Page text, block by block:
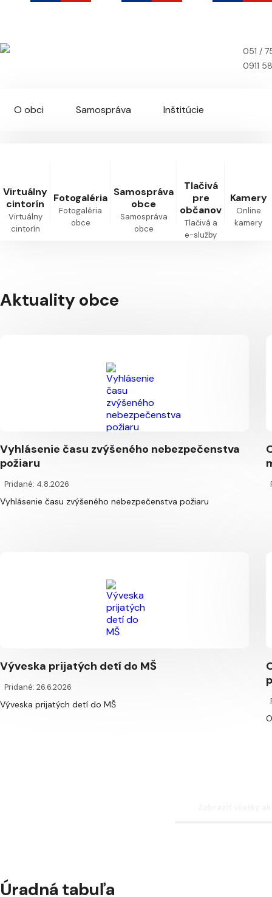
051 /
0911
O obci Samospráva Inštitúcie
Virtuálny
cintorín
Virtuálny
cintorín
Fotogaléria
Fotogaléria
obce
Samospráva
obce
Samospráva
obce
Tlačivá
pre
občanov
Tlačivá a
e-služby
Kamery
Online
kamery
Aktuality obce
Vyhlásenie času zvýšeného nebezpečenstva
požiaru
Pridané: 4.8.2026
Vyhlásenie času zvýšeného nebezpečenstva požiaru
Výveska prijatých detí do MŠ
Pridané: 26.6.2026
Výveska prijatých detí do MŠ
Úradná tabuľa